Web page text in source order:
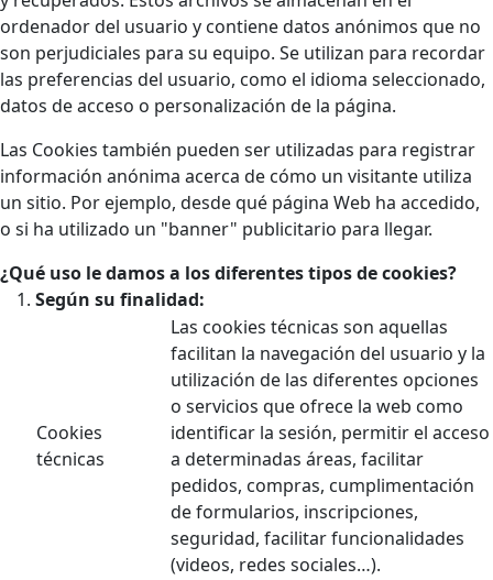
ordenador del usuario y contiene datos anónimos que no
son perjudiciales para su equipo. Se utilizan para recordar
las preferencias del usuario, como el idioma seleccionado,
datos de acceso o personalización de la página.
Las Cookies también pueden ser utilizadas para registrar
información anónima acerca de cómo un visitante utiliza
un sitio. Por ejemplo, desde qué página Web ha accedido,
o si ha utilizado un "banner" publicitario para llegar.
¿Qué uso le damos a los diferentes tipos de cookies?
Según su finalidad:
Cookies
técnicas
Las cookies técnicas son aquellas
facilitan la navegación del usuario y la
utilización de las diferentes opciones
o servicios que ofrece la web como
identificar la sesión, permitir el acceso
a determinadas áreas, facilitar
pedidos, compras, cumplimentación
de formularios, inscripciones,
seguridad, facilitar funcionalidades
(videos, redes sociales…).